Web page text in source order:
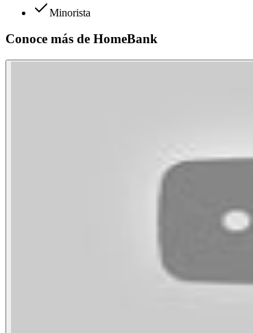
Minorista
Conoce más de HomeBank